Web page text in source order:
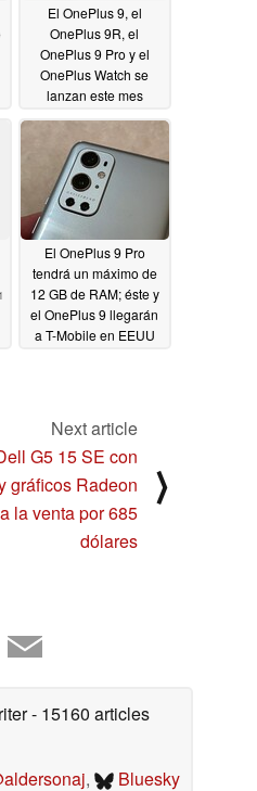
El OnePlus 9, el
OnePlus 9R, el
OnePlus 9 Pro y el
OnePlus Watch se
lanzan este mes
insinúa la colaboración
con Hasselblad en su
primer teaser oficial
03/02/2021
El OnePlus 9 Pro
tendrá un máximo de
12 GB de RAM; éste y
el OnePlus 9 llegarán
a T-Mobile en EEUU
Next article
G5 15 SE con
gráficos Radeon
la venta por 685
dólares
⟩
- 15160 articles
, Bluesky